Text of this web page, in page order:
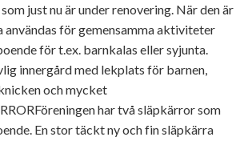
just nu är under renovering. När den är
användas för gemensamma aktiviteter
för t.ex. barnkalas eller syjunta.
innergård med lekplats för barnen,
och mycket
har två släpkärror som
En stor täckt ny och fin släpkärra